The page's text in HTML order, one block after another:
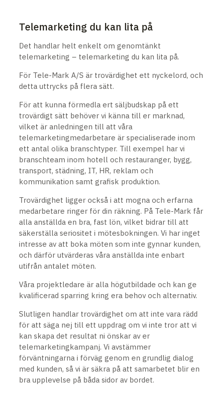
Telemarketing du kan lita på
Det handlar helt enkelt om genomtänkt
telemarketing – telemarketing du kan lita på.
För Tele-Mark A/S är trovärdighet ett nyckelord, och
detta uttrycks på flera sätt.
För att kunna förmedla ert säljbudskap på ett
trovärdigt sätt behöver vi känna till er marknad,
vilket är anledningen till att våra
telemarketingmedarbetare är specialiserade inom
ett antal olika branschtyper. Till exempel har vi
branschteam inom hotell och restauranger, bygg,
transport, städning, IT, HR, reklam och
kommunikation samt grafisk produktion.
Trovärdighet ligger också i att mogna och erfarna
medarbetare ringer för din räkning. På Tele-Mark får
alla anställda en bra, fast lön, vilket bidrar till att
säkerställa seriositet i mötesbokningen. Vi har inget
intresse av att boka möten som inte gynnar kunden,
och därför utvärderas våra anställda inte enbart
utifrån antalet möten.
Våra projektledare är alla högutbildade och kan ge
kvalificerad sparring kring era behov och alternativ.
Slutligen handlar trovärdighet om att inte vara rädd
för att säga nej till ett uppdrag om vi inte tror att vi
kan skapa det resultat ni önskar av er
telemarketingkampanj. Vi avstämmer
förväntningarna i förväg genom en grundlig dialog
med kunden, så vi är säkra på att samarbetet blir en
bra upplevelse på båda sidor av bordet.